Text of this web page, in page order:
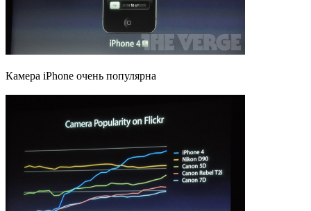
Камера iPhone очень популярна